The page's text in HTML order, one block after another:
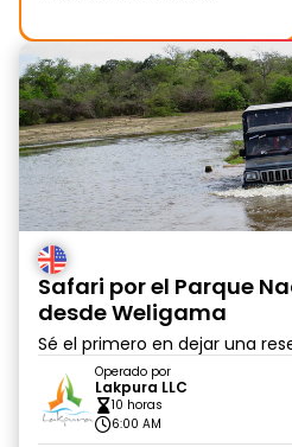
Safari por el Parque
desde Weligama
Sé el primero en dejar una
Operado por
Lakpura LLC
10 horas
6:00 AM